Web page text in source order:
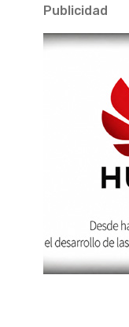
Publicidad